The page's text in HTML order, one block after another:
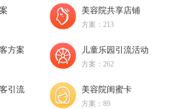
美容院共享店铺
方案：213
方案 儿童乐园引流活动
方案：262
引流 美容院闺蜜卡
方案：89